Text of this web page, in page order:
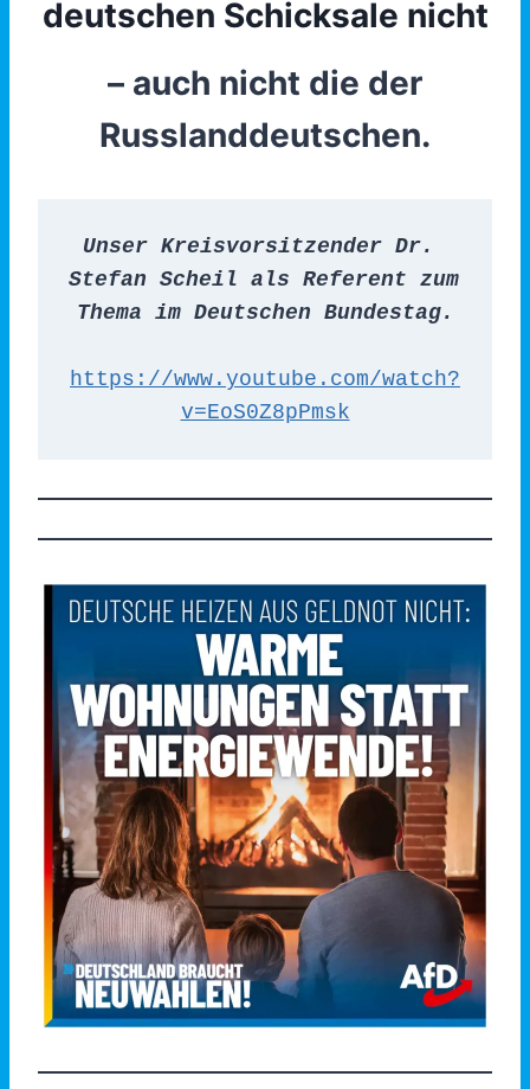
deutschen Schicksale nicht
– auch nicht die der
Russlanddeutschen.
Unser Kreisvorsitzender Dr.
Stefan Scheil als Referent zum
Thema im Deutschen Bundestag.
https://www.youtube.com/watch?
v=EoS0Z8pPmsk